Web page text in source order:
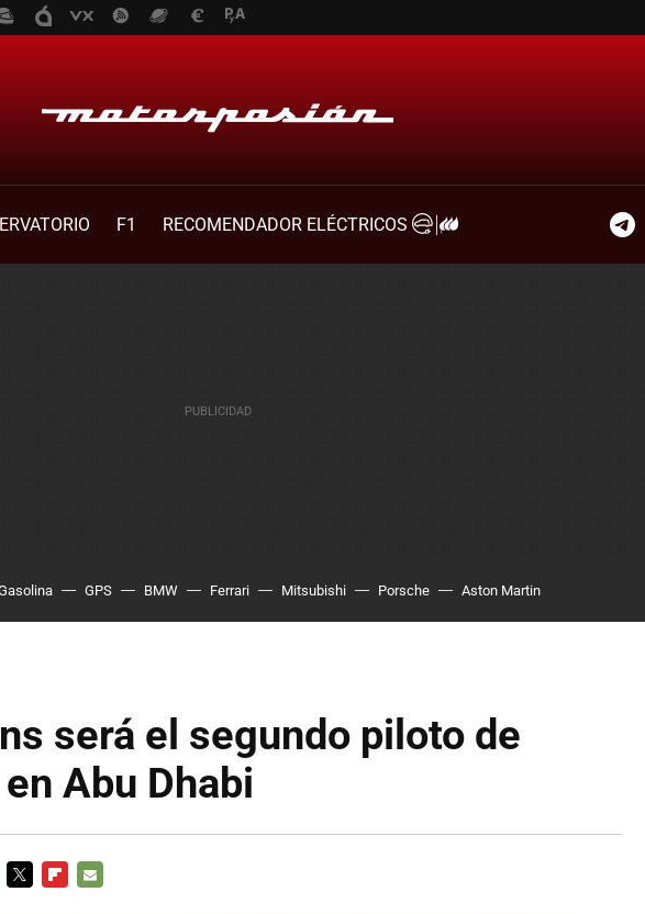
F1
RECOMENDADOR ELÉCTRICOS
GPS BMW Ferrari Mitsubishi Porsche Aston Martin
será el segundo piloto de
Abu Dhabi